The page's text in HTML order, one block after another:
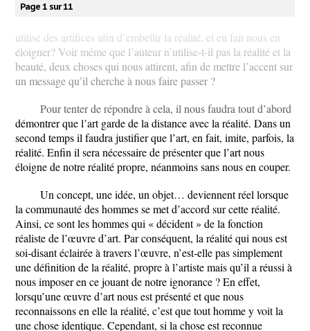
Contactez-nous
Page 1 sur 11
utilise des artifices afin d’embellir la réalité, et en fait nous en
éloigner? Voir même que l’auteur n’utilise-t-il pas la réalité et la
beauté, deux choses qui nous attirent, afin de mettre l’accent sur
un message qu’il cherche à nous faire passer ?
Pour tenter de répondre à cela, il nous faudra tout d’abord
démontrer que l’art garde de la distance avec la réalité. Dans un
second temps il faudra justifier que l’art, en fait, imite, parfois, la
réalité. Enfin il sera nécessaire de présenter que l’art nous
éloigne de notre réalité propre, néanmoins sans nous en couper.
Un concept, une idée, un objet… deviennent réel lorsque
la communauté des hommes se met d’accord sur cette réalité.
Ainsi, ce sont les hommes qui « décident » de la fonction
réaliste de l’œuvre d’art. Par conséquent, la réalité qui nous est
soi-disant éclairée à travers l’œuvre, n’est-elle pas simplement
une définition de la réalité, propre à l’artiste mais qu’il a réussi à
nous imposer en ce jouant de notre ignorance ? En effet,
lorsqu’une œuvre d’art nous est présenté et que nous
reconnaissons en elle la réalité, c’est que tout homme y voit la
une chose identique. Cependant, si la chose est reconnue